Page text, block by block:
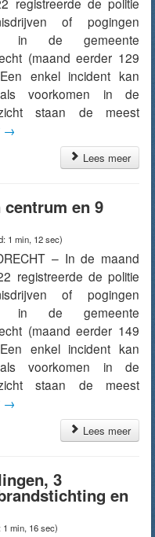
of pogingen
in de gemeente
(maand eerder 129
enkel incident kan
voorkomen in de
staan de meest
→
Lees meer
en 9
1 min, 12 sec)
– In de maand
registreerde de politie
of pogingen
in de gemeente
(maand eerder 149
enkel incident kan
voorkomen in de
staan de meest
→
Lees meer
3
en
min, 16 sec)